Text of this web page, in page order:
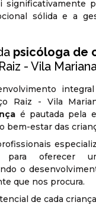
significativamente
sólida e a
psicóloga de
- Vila
Raiz - Vila
é pautada pela
bem-estar das
para oferecer
o
que nos procura.
de cada